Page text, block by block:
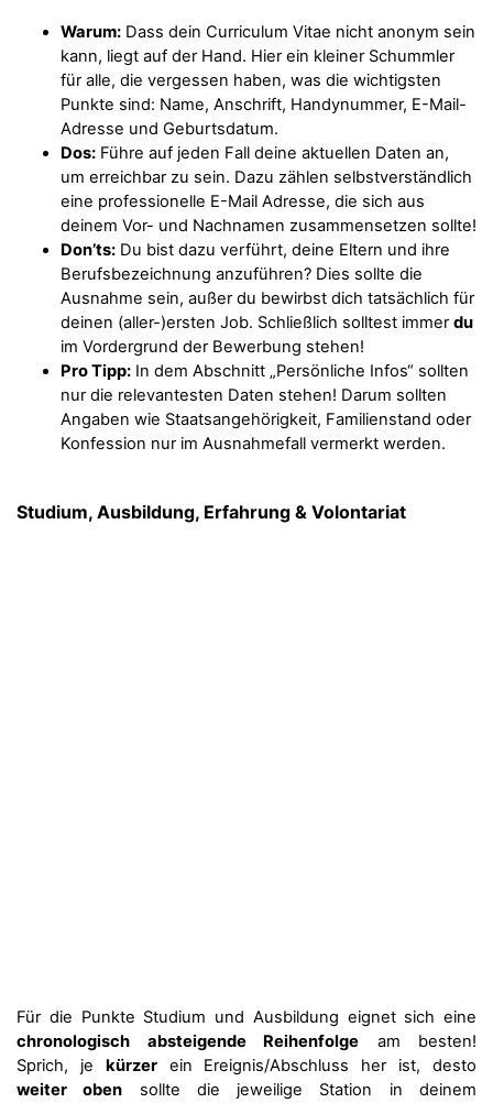
Warum: Dass dein Curriculum Vitae nicht anonym sein
kann, liegt auf der Hand. Hier ein kleiner Schummler
für alle, die vergessen haben, was die wichtigsten
Punkte sind: Name, Anschrift, Handynummer, E-Mail-
Adresse und Geburtsdatum.
Dos: Führe auf jeden Fall deine aktuellen Daten an,
um erreichbar zu sein. Dazu zählen selbstverständlich
eine professionelle E-Mail Adresse, die sich aus
deinem Vor- und Nachnamen zusammensetzen sollte!
Don’ts: Du bist dazu verführt, deine Eltern und ihre
Berufsbezeichnung anzuführen? Dies sollte die
Ausnahme sein, außer du bewirbst dich tatsächlich für
deinen (aller-)ersten Job. Schließlich solltest immerdu
im Vordergrund der Bewerbung stehen!
Pro Tipp: In dem Abschnitt „Persönliche Infos“ sollten
nur die relevantesten Daten stehen! Darum sollten
Angaben wie Staatsangehörigkeit, Familienstand oder
Konfession nur im Ausnahmefall vermerkt werden.
Studium, Ausbildung, Erfahrung & Volontariat
Für die Punkte Studium und Ausbildung eignet sich eine
chronologisch absteigende Reihenfolge am besten!
Sprich, je kürzerein Ereignis/Abschluss her ist, desto
weiter oben sollte die jeweilige Station in deinem